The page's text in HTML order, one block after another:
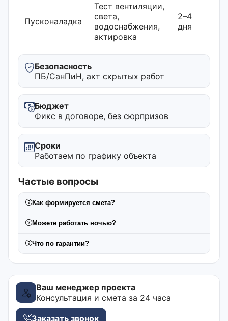
Пусконаладка
Тест вентиляции,
света,
водоснабжения,
актировка
2–4
дня
Безопасность
ПБ/СанПиН, акт скрытых работ
Бюджет
Фикс в договоре, без сюрпризов
Сроки
Работаем по графику объекта
Частые вопросы
Как формируется смета?
Можете работать ночью?
Что по гарантии?
Ваш менеджер проекта
Консультация и смета за 24 часа
Заказать звонок